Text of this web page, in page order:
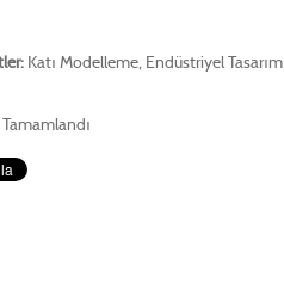
Katı Modelleme, Endüstriyel Tasarım
Tamamlandı